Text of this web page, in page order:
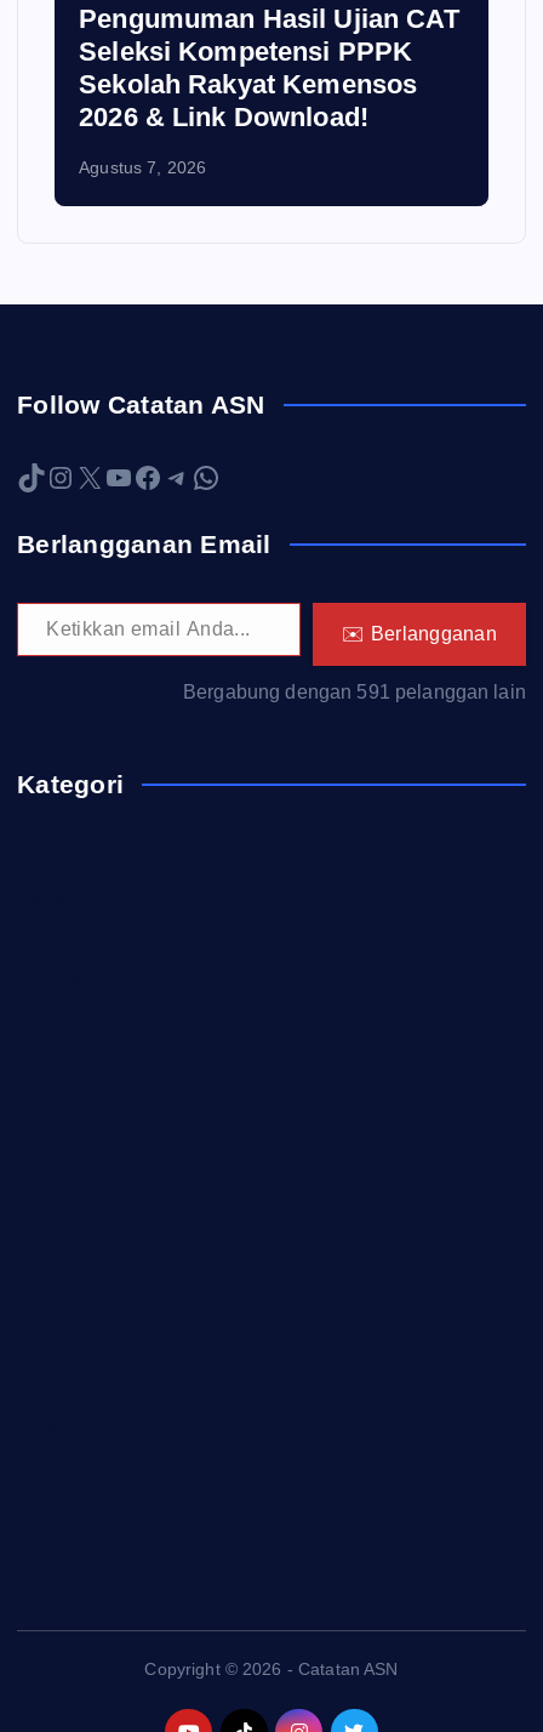
Pengumuman Hasil Ujian CAT
Seleksi Kompetensi PPPK
Sekolah Rakyat Kemensos
2026 & Link Download!
Agustus 7, 2026
Follow Catatan ASN
TikTok Instagram X YouTube Facebook Telegram WhatsApp
Berlangganan Email
Ketikkan email Anda...
✉️ Berlangganan
Bergabung dengan 591 pelanggan lain
Kategori
Copyright © 2026 - Catatan ASN